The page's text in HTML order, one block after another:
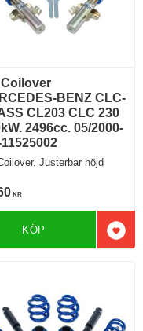
BENZ CLC-
CL203 CLC 230
2496cc. 05/2000-
Justerbar höjd
KR
KÖP